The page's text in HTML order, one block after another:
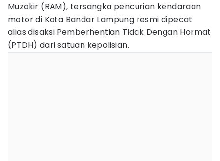
Muzakir (RAM), tersangka pencurian kendaraan
motor di Kota Bandar Lampung resmi dipecat
alias disaksi Pemberhentian Tidak Dengan Hormat
(PTDH) dari satuan kepolisian.